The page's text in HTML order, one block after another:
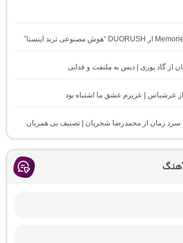
از گاد پوری | دیس به ملتفت و فدایی
از عرشیاس | عزیزم عشق ما اشتباه بود
سرد زمان از محمدرضا شجریان | تصنیف بی همزبان